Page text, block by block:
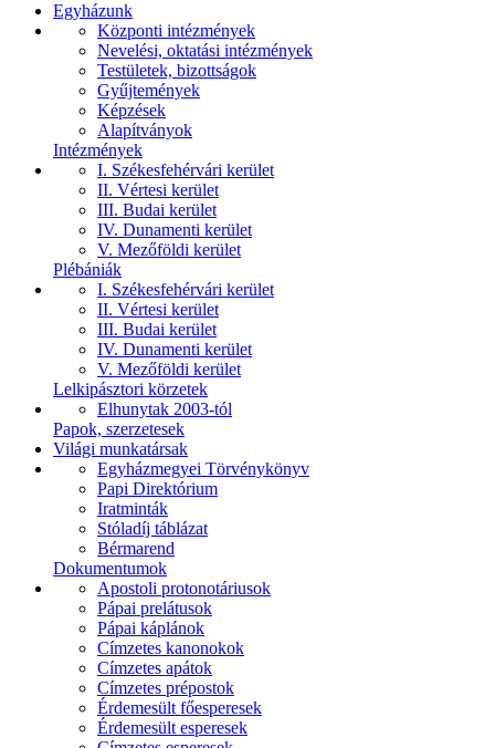
Egyházunk
Központi intézmények
Nevelési, oktatási intézmények
Testületek, bizottságok
Gyűjtemények
Képzések
Alapítványok
Intézmények
I. Székesfehérvári kerület
II. Vértesi kerület
III. Budai kerület
IV. Dunamenti kerület
V. Mezőföldi kerület
Plébániák
I. Székesfehérvári kerület
II. Vértesi kerület
III. Budai kerület
IV. Dunamenti kerület
V. Mezőföldi kerület
Lelkipásztori körzetek
Elhunytak 2003-tól
Papok, szerzetesek
Világi munkatársak
Egyházmegyei Törvénykönyv
Papi Direktórium
Iratminták
Stóladíj táblázat
Bérmarend
Dokumentumok
Apostoli protonotáriusok
Pápai prelátusok
Pápai káplánok
Címzetes kanonokok
Címzetes apátok
Címzetes prépostok
Érdemesült főesperesek
Érdemesült esperesek